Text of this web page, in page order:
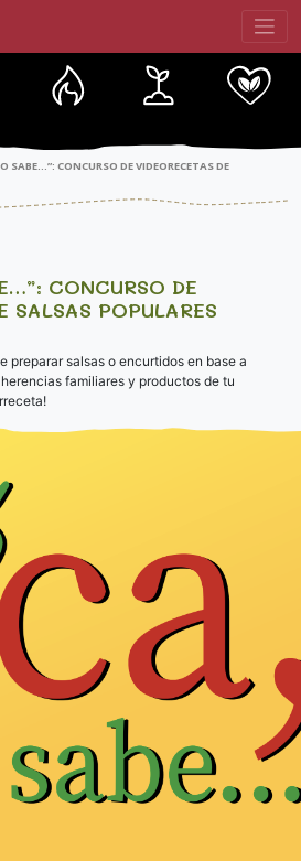
SABE…”: CONCURSO DE VIDEORECETAS DE
CONCURSO DE
SALSAS POPULARES
preparar salsas o encurtidos en base a
familiares y productos de tu